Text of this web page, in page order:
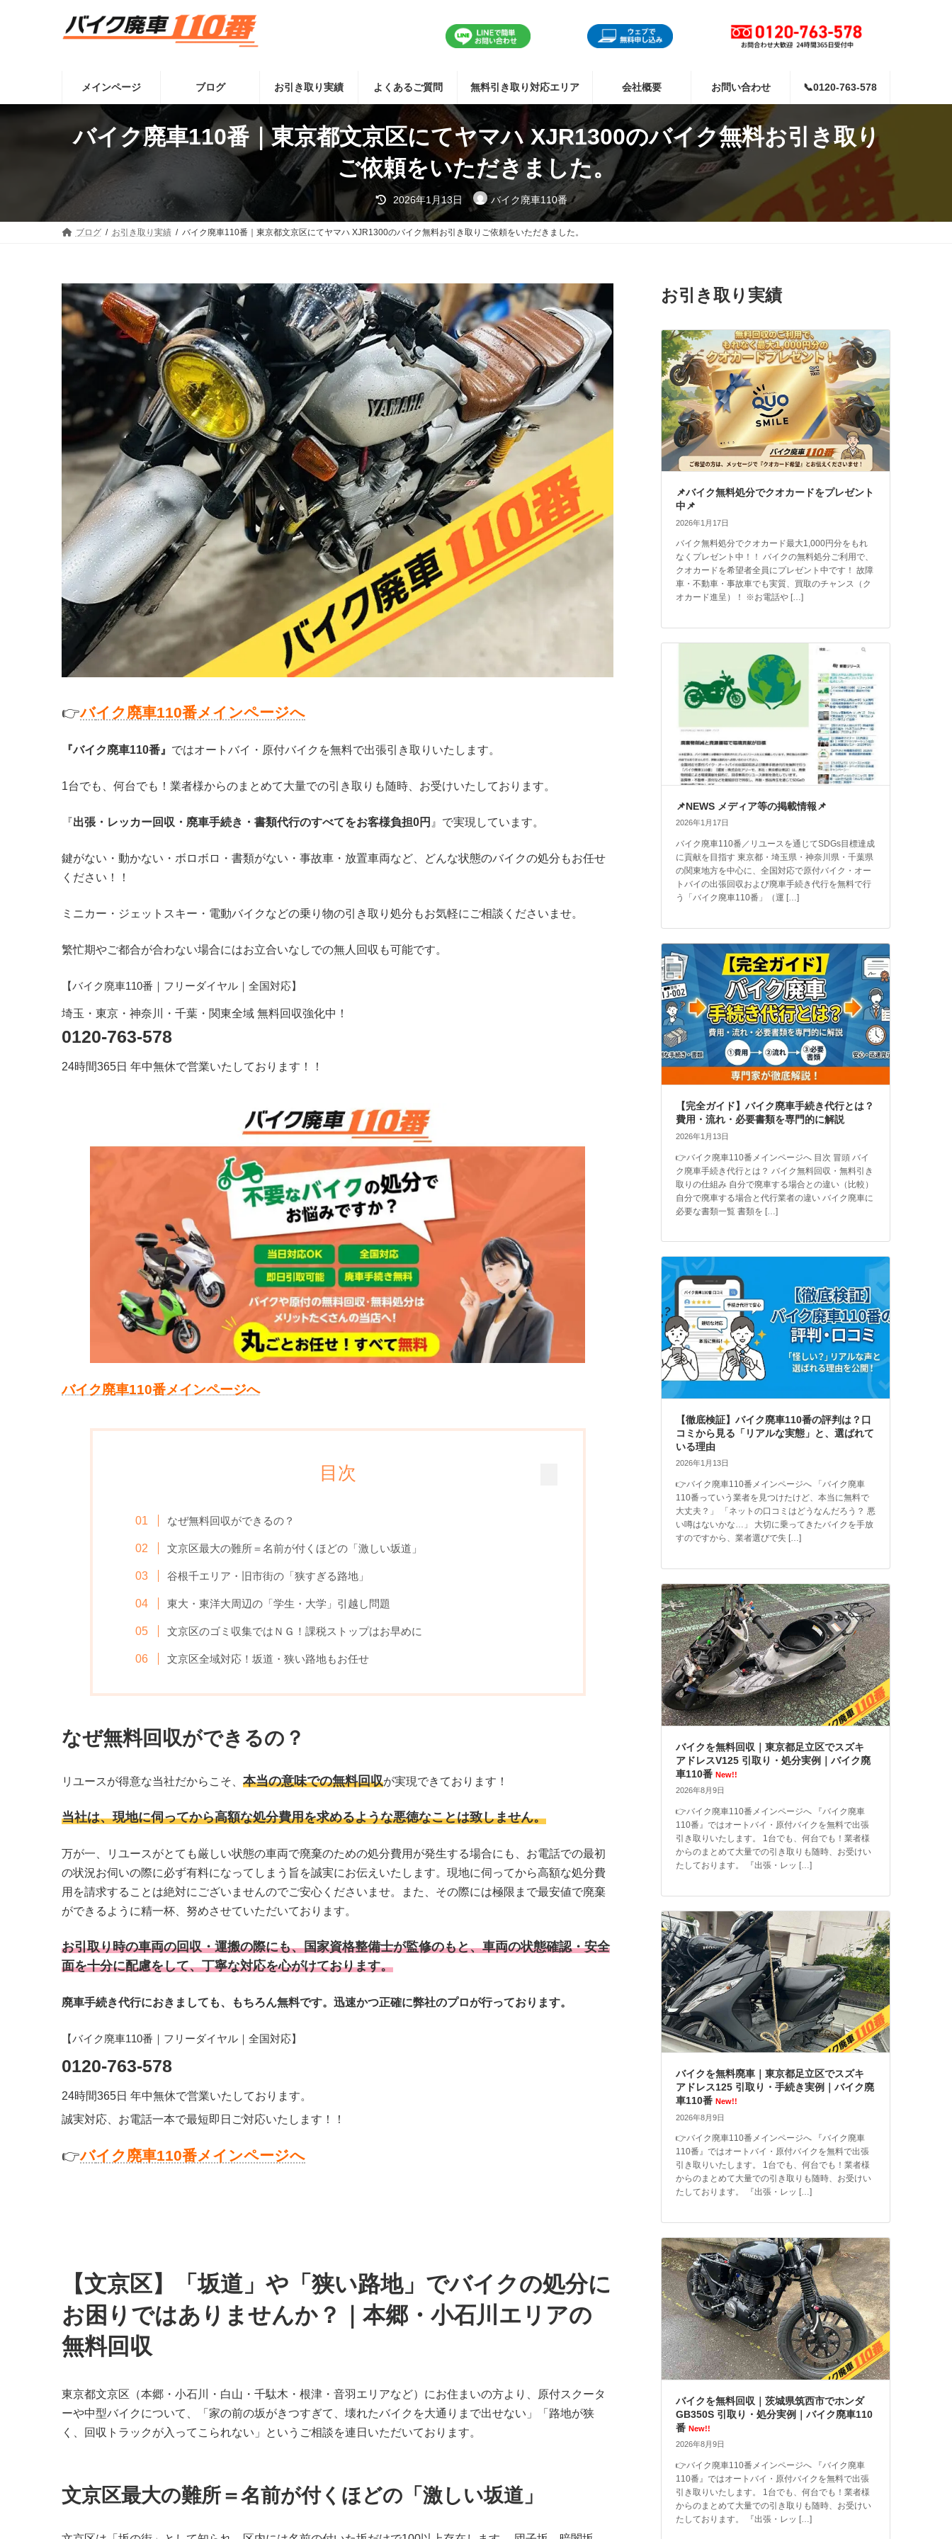
メインページ ブログ お引き取り実績 よくあるご質問 無料引き取り対応エリア 会社概要 お問い合わせ 📞0120-763-578
バイク廃車110番｜東京都文京区にてヤマハ XJR1300のバイク無料お引き取り
ご依頼をいただきました。
最
終
新
日
2026年1月13日 バイク廃車110番
ブログ お引き取り実績 バイク廃車110番｜東京都文京区にてヤマハ XJR1300のバイク無料お引き取りご依頼をいただきました。
👉バイク廃車110番メインページへ
『バイク廃車110番』 ではオートバイ・原付バイクを無料で出張引き取りいたします。
1台でも、何台でも！業者様からのまとめて大量での引き取りも随時、お受けいたしております。
『出張・レッカー回収・廃車手続き・書類代行のすべてをお客様負担0円 』で実現しています。
鍵がない・動かない・ボロボロ・書類がない・事故車・放置車両など、どんな状態のバイクの処分もお任せ
ください！！
ミニカー・ジェットスキー・電動バイクなどの乗り物の引き取り処分もお気軽にご相談くださいませ。
繁忙期やご都合が合わない場合にはお立合いなしでの無人回収も可能です。
【バイク廃車110番｜フリーダイヤル ｜全国対応】
埼玉・東京・神奈川・千葉・関東全域 無料回収強化中！
0120-763-578
24時間365日 年中無休で営業いたしております！！
バイク廃車110番メインページへ
目次
なぜ無料回収ができるの？
文京区最大の難所＝名前が付くほどの「激しい坂道」
谷根千エリア・旧市街の「狭すぎる路地」
東大・東洋大周辺の「学生・大学」引越し問題
文京区のゴミ収集ではＮＧ！課税ストップはお早めに
文京区全域対応！坂道・狭い路地もお任せ
なぜ無料回収ができるの？
リユースが得意な当社だからこそ、 本当の意味での無料回収が実現できております！
当社は、現地に伺ってから高額な処分費用を求めるような悪徳なことは致しません。
万が一、リユースがとても厳しい状態の車両で廃棄のための処分費用が発生する場合にも、お電話での最初
の状況お伺いの際に必ず有料になってしまう旨を誠実にお伝えいたします。現地に伺ってから高額な処分費
用を請求することは絶対にございませんのでご安心くださいませ。また、その際には極限まで最安値で廃棄
ができるように精一杯、努めさせていただいております。
お引取り時の車両の回収・運搬の際にも、国家資格整備士が監修のもと、車両の状態確認・安全
面を十分に配慮をして、丁寧な対応を心がけております。
廃車手続き代行におきましても、もちろん無料です。迅速かつ正確に弊社のプロが行っております。
【バイク廃車110番｜フリーダイヤル ｜全国対応】
0120-763-578
24時間365日 年中無休で営業いたしております。
誠実対応、お電話一本で最短即日ご対応いたします！！
👉バイク廃車110番メインページへ
【文京区】「坂道」や「狭い路地」でバイクの処分に
お困りではありませんか？｜本郷・小石川エリアの
無料回収
東京都文京区（本郷・小石川・白山・千駄木・根津・音羽エリアなど）にお住まいの方より、原付スクータ
ーや中型バイクについて、「家の前の坂がきつすぎて、壊れたバイクを大通りまで出せない」「路地が狭
く、回収トラックが入ってこられない」というご相談を連日いただいております。
文京区最大の難所＝名前が付くほどの「激しい坂道」
お引き取り実績
📌バイク無料処分でクオカードをプレゼント
中📌
2026年1月17日
バイク無料処分でクオカード最大1,000円分をもれ
なくプレゼント中！！ バイクの無料処分ご利用で、
クオカードを希望者全員にプレゼント中です！ 故障
車・不動車・事故車でも実質、買取のチャンス（ク
オカード進呈）！ ※お電話や […]
📌NEWS メディア等の掲載情報📌
2026年1月17日
バイク廃車110番／リユースを通じてSDGs目標達成
に貢献を目指す 東京都・埼玉県・神奈川県・千葉県
の関東地方を中心に、全国対応で原付バイク・オー
トバイの出張回収および廃車手続き代行を無料で行
う「バイク廃車110番」（運 […]
【完全ガイド】バイク廃車手続き代行とは？
費用・流れ・必要書類を専門的に解説
2026年1月13日
👉バイク廃車110番メインページへ 目次 冒頭 バイ
ク廃車手続き代行とは？ バイク無料回収・無料引き
取りの仕組み 自分で廃車する場合との違い（比較）
自分で廃車する場合と代行業者の違い バイク廃車に
必要な書類一覧 書類を […]
【徹底検証】バイク廃車110番の評判は？口
コミから見る「リアルな実態」と、選ばれて
いる理由
2026年1月13日
👉バイク廃車110番メインページへ 「バイク廃車
110番っていう業者を見つけたけど、本当に無料で
大丈夫？」 「ネットの口コミはどうなんだろう？ 悪
い噂はないかな…」 大切に乗ってきたバイクを手放
すのですから、業者選びで失 […]
バイクを無料回収｜東京都足立区でスズキ
アドレスV125 引取り・処分実例｜バイク廃
車110番 New!!
2026年8月9日
👉バイク廃車110番メインページへ 『バイク廃車
110番』ではオートバイ・原付バイクを無料で出張
引き取りいたします。 1台でも、何台でも！業者様
からのまとめて大量での引き取りも随時、お受けい
たしております。 『出張・レッ […]
バイクを無料廃車｜東京都足立区でスズキ
アドレス125 引取り・手続き実例｜バイク廃
車110番 New!!
2026年8月9日
👉バイク廃車110番メインページへ 『バイク廃車
110番』ではオートバイ・原付バイクを無料で出張
引き取りいたします。 1台でも、何台でも！業者様
からのまとめて大量での引き取りも随時、お受けい
たしております。 『出張・レッ […]
バイクを無料回収｜茨城県筑西市でホンダ
GB350S 引取り・処分実例｜バイク廃車110
番 New!!
2026年8月9日
👉バイク廃車110番メインページへ 『バイク廃車
110番』ではオートバイ・原付バイクを無料で出張
引き取りいたします。 1台でも、何台でも！業者様
からのまとめて大量での引き取りも随時、お受けい
たしております。 『出張・レッ […]